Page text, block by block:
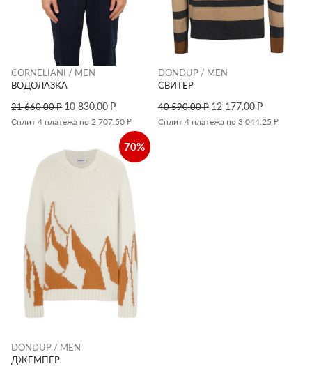
CORNELIANI / MEN
ВОДОЛАЗКА
21 660.00Р 10 830.00 Р
Сплит 4 платежа по 2 707.50 ₽
DONDUP / MEN
СВИТЕР
40 590.00Р 12 177.00 Р
Сплит 4 платежа по 3 044.25 ₽
70%
DONDUP / MEN
ДЖЕМПЕР